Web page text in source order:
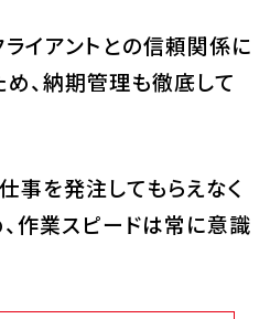
ライアントとの信頼関係に
め、納期管理も徹底して
事を発注してもらえなく
作業スピードは常に意識